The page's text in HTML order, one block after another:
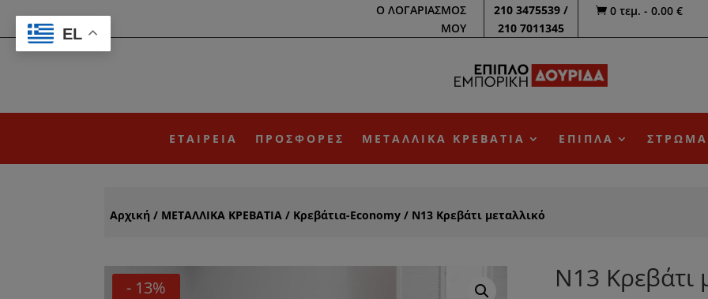
Ο ΛΟΓΑΡΙΑΣΜΟΣ
ΜΟΥ
210 3475539 /
210 7011345
 0 τεμ. - 0.00 €
ΕΤΑΙΡΕΙΑ ΠΡΟΣΦΟΡΕΣ ΜΕΤΑΛΛΙΚΑ ΚΡΕΒΑΤΙΑ ΕΠΙΠΛΑ
Αρχική / ΜΕΤΑΛΛΙΚΑ ΚΡΕΒΑΤΙΑ / Κρεβάτια-Economy / N13 Κρεβάτι μεταλλικό
- 13% N13 Κρεβάτι
EL